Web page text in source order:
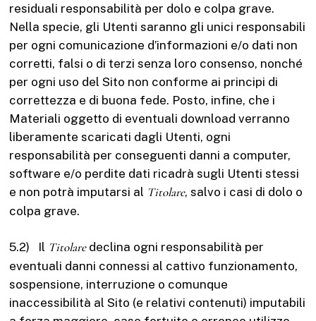
residuali responsabilità per dolo e colpa grave.
Nella specie, gli Utenti saranno gli unici responsabili
per ogni comunicazione d’informazioni e/o dati non
corretti, falsi o di terzi senza loro consenso, nonché
per ogni uso del Sito non conforme ai principi di
correttezza e di buona fede. Posto, infine, che i
Materiali oggetto di eventuali download verranno
liberamente scaricati dagli Utenti, ogni
responsabilità per conseguenti danni a computer,
software e/o perdite dati ricadrà sugli Utenti stessi
e non potrà imputarsi al Titolare, salvo i casi di dolo o
colpa grave.
5.2) Il Titolaredeclina ogni responsabilità per
eventuali danni connessi al cattivo funzionamento,
sospensione, interruzione o comunque
inaccessibilità al Sito (e relativi contenuti) imputabili